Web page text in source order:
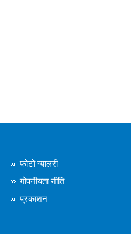
फोटो ग्यालरी
गोपनीयता नीति
प्रकाशन